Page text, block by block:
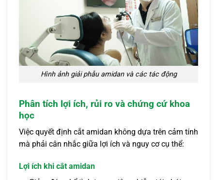
Hình ảnh giải phẫu amidan và các tác động
Phân tích lợi ích, rủi ro và chứng cứ khoa
học
Việc quyết định cắt amidan không dựa trên cảm tính
mà phải cân nhắc giữa lợi ích và nguy cơ cụ thể:
Lợi ích khi cắt amidan